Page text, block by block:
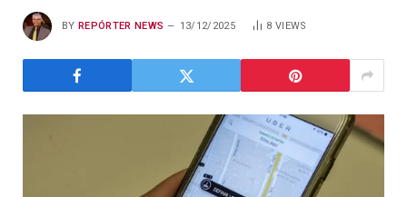
BY REPÓRTER NEWS 13/12/2025 8 VIEWS